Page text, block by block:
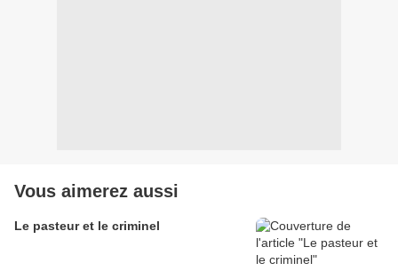
Vous aimerez aussi
Le pasteur et le criminel